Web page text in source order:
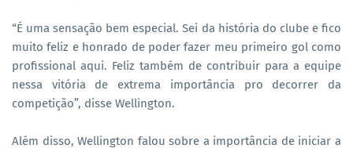
“É uma sensação bem especial. Sei da história do clube e fico
muito feliz e honrado de poder fazer meu primeiro gol como
profissional aqui. Feliz também de contribuir para a equipe
nessa vitória de extrema importância pro decorrer da
competição”, disse Wellington.
Além disso, Wellington falou sobre a importância de iniciar a